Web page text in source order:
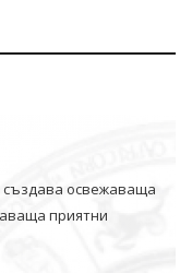
създава освежаваща
приятни